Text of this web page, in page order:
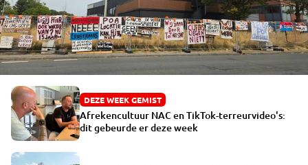
DEZE WEEK GEMIST
Afrekencultuur NAC en TikTok-terreurvideo's:
dit gebeurde er deze week